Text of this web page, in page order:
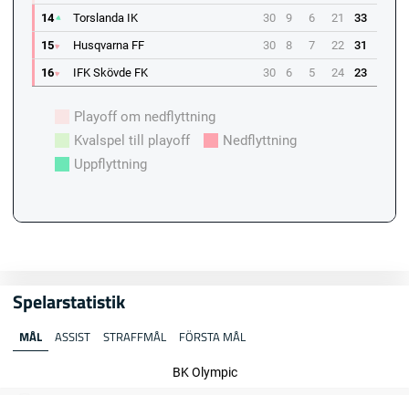
14
Torslanda IK 30 9 6 21
33
15
Husqvarna FF 30 8 7 22
31
16
IFK Skövde FK 30 6 5 24 23
Playoff om nedflyttning
Kvalspel till playoff
Nedflyttning
Uppflyttning
Spelarstatistik
MÅL ASSIST STRAFFMÅL FÖRSTA MÅL
BK Olympic